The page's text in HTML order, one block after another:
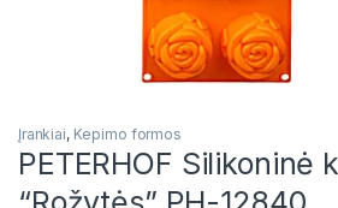
Įrankiai, Kepimo formos
PETERHOF Silikoninė